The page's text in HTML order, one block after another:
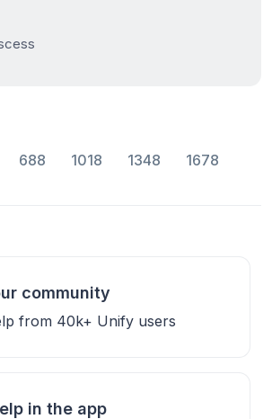
688 1018 1348 1678
community
from 40k+ Unify users
in the app